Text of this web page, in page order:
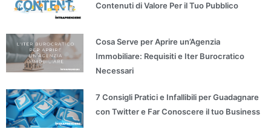
Contenuti di Valore Per il Tuo Pubblico
Cosa Serve per Aprire un’Agenzia
Immobiliare: Requisiti e Iter Burocratico
Necessari
7 Consigli Pratici e Infallibili per Guadagnare
con Twitter e Far Conoscere il tuo Business